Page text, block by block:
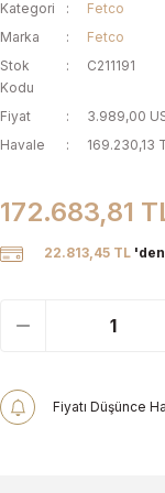
Kategori
Fetco
Marka
Fetco
Stok
Kodu
C211191
Fiyat
3.989,00
Havale
169.230,13
172.683,81
22.813,45 TL
Fiyatı Düşünce